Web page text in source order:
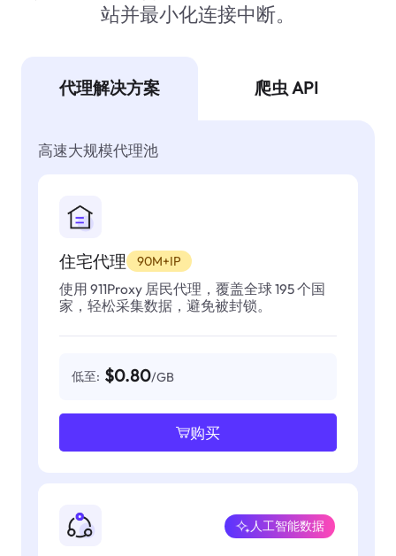
站并最小化连接中断。
代理解决方案 爬虫 API
高速大规模代理池
住宅代理 90M+IP
使用 911Proxy 居民代理，覆盖全球 195 个国
家，轻松采集数据，避免被封锁。
低至: $0.80/GB
购买
人工智能数据